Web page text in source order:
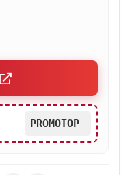
PROMOTOP